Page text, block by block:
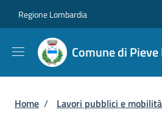
Regione Lombardia
Comune di
Briciole di pane
Home / Lavori pubblici e